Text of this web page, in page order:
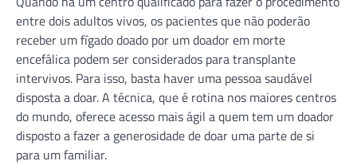
entre dois adultos vivos, os pacientes que não poderão
receber um fígado doado por um doador em morte
encefálica podem ser considerados para transplante
intervivos. Para isso, basta haver uma pessoa saudável
disposta a doar. A técnica, que é rotina nos maiores centros
do mundo, oferece acesso mais ágil a quem tem um doador
disposto a fazer a generosidade de doar uma parte de si
para um familiar.